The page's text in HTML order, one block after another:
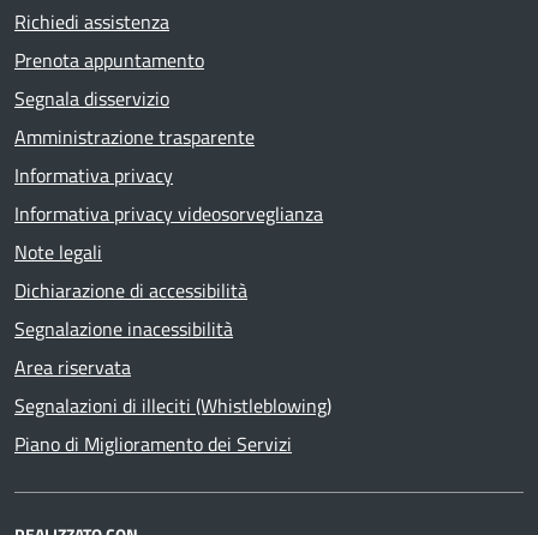
Richiedi assistenza
Prenota appuntamento
Segnala disservizio
Amministrazione trasparente
Informativa privacy
Informativa privacy videosorveglianza
Note legali
Dichiarazione di accessibilità
Segnalazione inacessibilità
Area riservata
Segnalazioni di illeciti (Whistleblowing)
Piano di Miglioramento dei Servizi